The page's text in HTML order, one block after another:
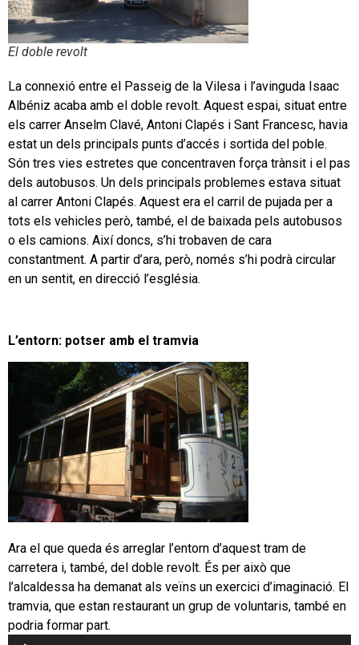
El doble revolt
La connexió entre el Passeig de la Vilesa i l’avinguda Isaac
Albéniz acaba amb el doble revolt. Aquest espai, situat entre
els carrer Anselm Clavé, Antoni Clapés i Sant Francesc, havia
estat un dels principals punts d’accés i sortida del poble.
Són tres vies estretes que concentraven força trànsit i el pas
dels autobusos. Un dels principals problemes estava situat
al carrer Antoni Clapés. Aquest era el carril de pujada per a
tots els vehicles però, també, el de baixada pels autobusos
o els camions. Així doncs, s’hi trobaven de cara
constantment. A partir d’ara, però, només s’hi podrà circular
en un sentit, en direcció l’església.
L’entorn: potser amb el tramvia
Ara el que queda és arreglar l’entorn d’aquest tram de
carretera i, també, del doble revolt. És per això que
l’alcaldessa ha demanat als veïns un exercici d’imaginació. El
tramvia, que estan restaurant un grup de voluntaris, també en
podria formar part.